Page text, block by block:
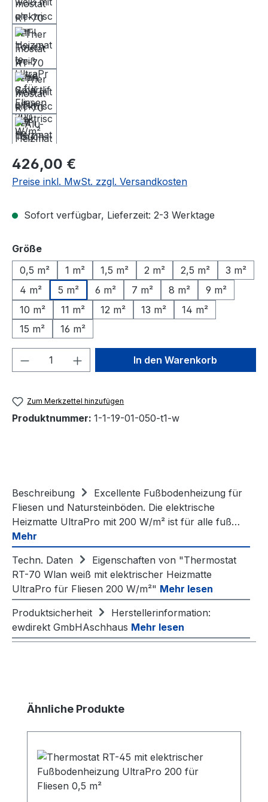
Regulärer Preis:
426,00 €
Preise inkl. MwSt. zzgl. Versandkosten
Sofort verfügbar, Lieferzeit: 2-3 Werktage
Größeauswählen
0,5 m²
1 m² 1,5 m² 2 m² 2,5 m²
3 m²
4 m²
5 m² 6 m² 7 m² 8 m²
9 m²
10 m²
11 m² 12 m² 13 m²
14 m²
15 m²
16 m²
Produkt Anzahl: Gib denIn den Warenkorb
Zum Merkzettel hinzufügen
Produktnummer: 1-1-19-01-050-t1-w
Beschreibung
Excellente Fußbodenheizung für
Fliesen und Natursteinböden. Die elektrische
Heizmatte UltraPro mit 200 W/m² ist für alle fuß…
Mehr
Techn. Daten
Eigenschaften von "Thermostat
RT-70 Wlan weiß mit elektrischer Heizmatte
UltraPro für Fliesen 200 W/m²" Mehr lesen
Produktsicherheit
Herstellerinformation:
ewdirekt GmbHAschhaus Mehr lesen
Produktgalerie überspringen
Ähnliche Produkte